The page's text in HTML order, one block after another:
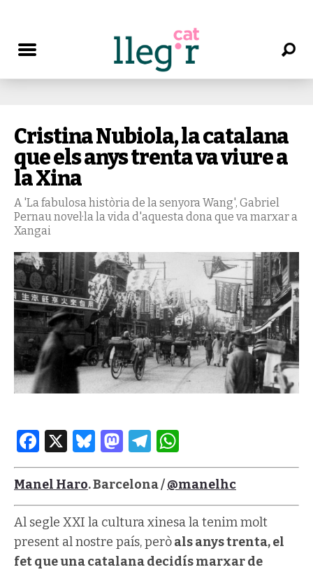
Cristina Nubiola, la catalana
que els anys trenta va viure a
la Xina
A 'La fabulosa història de la senyora Wang', Gabriel
Pernau novel·la la vida d'aquesta dona que va marxar a
Xangai
Facebook
X Bluesky
Mastodon
Telegram
Manel Haro. Barcelona /@manelhc
Al segle XXI la cultura xinesa la tenim molt
present al nostre país, peròals anys trenta, el
fet que una catalana decidís marxar de